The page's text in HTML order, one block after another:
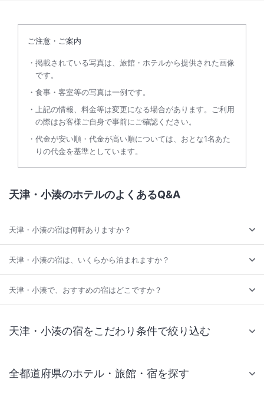
ご注意・ご案内
掲載されている写真は、旅館・ホテルから提供された画像
です。
食事・客室等の写真は一例です。
上記の情報、料金等は変更になる場合があります。ご利用
の際はお客様ご自身で事前にご確認ください。
代金が安い順・代金が高い順については、おとな1名あた
りの代金を基準としています。
天津・小湊のホテルのよくあるQ&A
天津・小湊の宿は何軒ありますか？
天津・小湊の宿は、いくらから泊まれますか？
天津・小湊で、おすすめの宿はどこですか？
天津・小湊の宿をこだわり条件で絞り込む
全都道府県のホテル・旅館・宿を探す